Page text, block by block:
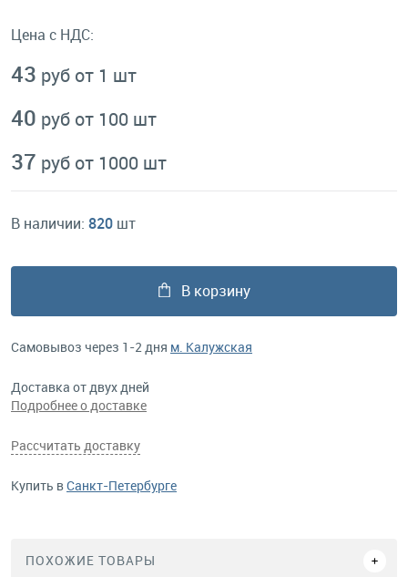
Цена с НДС:
43 руб от 1 шт
40 руб от 100 шт
37 руб от 1000 шт
В наличии: 820 шт
В корзину
Самовывоз через 1-2 дня м. Калужская
Доставка от двух дней
Подробнее о доставке
Рассчитать доставку
Купить вСанкт-Петербурге
ПОХОЖИЕ ТОВАРЫ